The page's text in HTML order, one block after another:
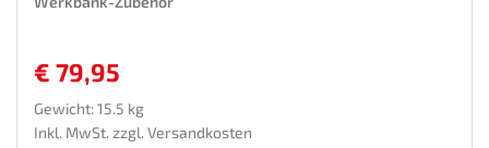
€ 79,95
Gewicht: 15.5 kg
Inkl. MwSt. zzgl. Versandkosten